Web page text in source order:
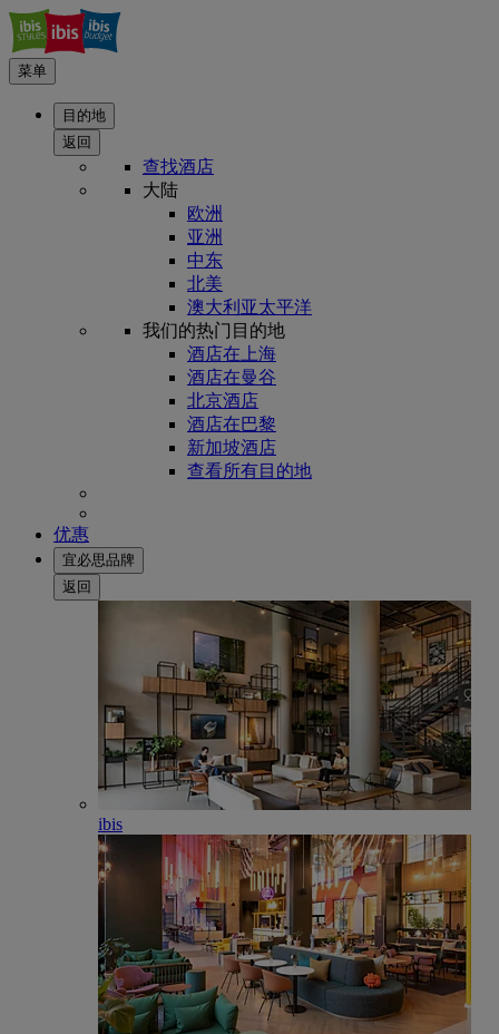
菜单
目的地
返回
查找酒店
大陆
欧洲
亚洲
中东
北美
澳大利亚太平洋
我们的热门目的地
酒店在上海
酒店在曼谷
北京酒店
酒店在巴黎
新加坡酒店
查看所有目的地
优惠
宜必思品牌
返回
ibis